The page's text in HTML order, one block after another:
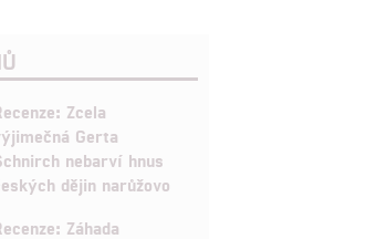
Zcela
Gerta
nebarví hnus
dějin narůžovo
Záhada